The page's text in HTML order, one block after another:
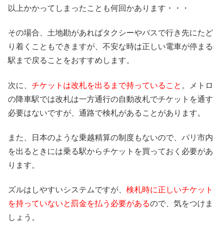
以上かかってしまったことも何回かあります・・・
その場合、土地勘があればタクシーやバスで行き先にたど
り着くこともできますが、不安な時は正しい電車が停まる
駅まで戻ることをおすすめします。
次に、 チケットは改札を出るまで持っていること 。メトロ
の降車駅では改札は一方通行の自動改札でチケットを通す
必要はないですが、通路で検札があることがあります。
また、日本のような乗越精算の制度もないので、パリ市内
を出るときには乗る駅からチケットを買っておく必要があ
ります。
ズルはしやすいシステムですが、 検札時に正しいチケット
を持っていないと罰金を払う必要があるので、気をつけま
しょう。